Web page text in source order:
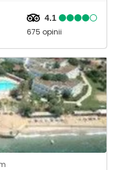
4.1
675 opinii